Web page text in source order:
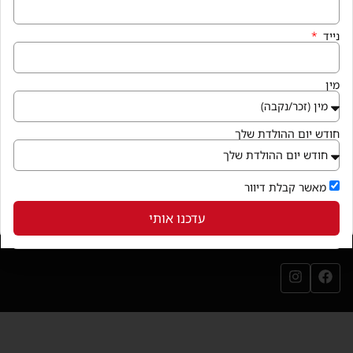
איך מגיעים
קניון פרנדלי גן יבנה, המגינים 56
חנייה במקום ללא עלות
בואו לבקר
(נפתח בחלון חדש)
שירותי הקניון
עקבו אחרינו
עמוד הפייסבוק שלנו (נפתח בחלון חדש)
עמוד האינסטגרם שלנו (נפתח בחלון חדש)
נייד
מין
חודש יום ההולדת שלך
מאשר קבלת דיוור
עדכנו אותי